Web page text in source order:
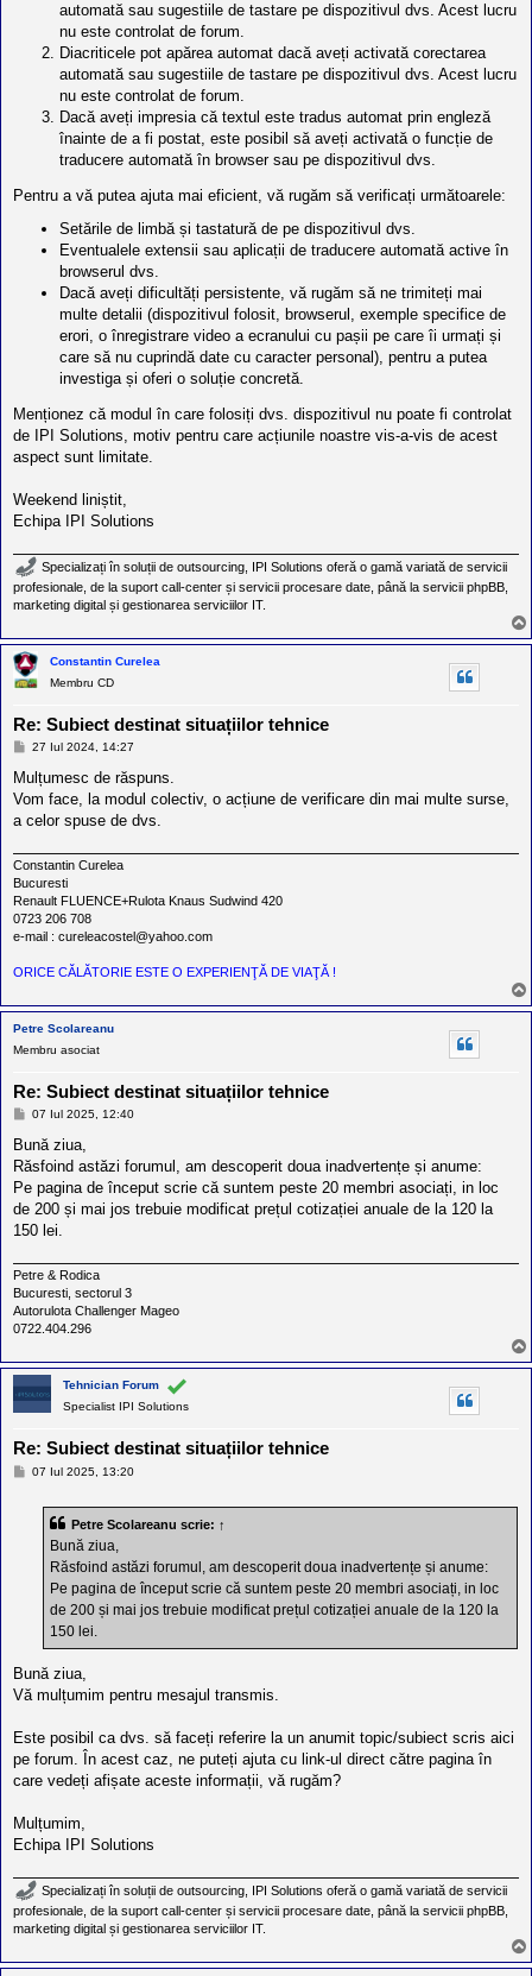
automată sau sugestiile de tastare pe dispozitivul dvs. Acest lucru
nu este controlat de forum.
Diacriticele pot apărea automat dacă aveți activată corectarea
automată sau sugestiile de tastare pe dispozitivul dvs. Acest lucru
nu este controlat de forum.
Dacă aveți impresia că textul este tradus automat prin engleză
înainte de a fi postat, este posibil să aveți activată o funcție de
traducere automată în browser sau pe dispozitivul dvs.
Pentru a vă putea ajuta mai eficient, vă rugăm să verificați următoarele:
Setările de limbă și tastatură de pe dispozitivul dvs.
Eventualele extensii sau aplicații de traducere automată active în
browserul dvs.
Dacă aveți dificultăți persistente, vă rugăm să ne trimiteți mai
multe detalii (dispozitivul folosit, browserul, exemple specifice de
erori, o înregistrare video a ecranului cu pașii pe care îi urmați și
care să nu cuprindă date cu caracter personal), pentru a putea
investiga și oferi o soluție concretă.
Menționez că modul în care folosiți dvs. dispozitivul nu poate fi controlat
de IPI Solutions, motiv pentru care acțiunile noastre vis-a-vis de acest
aspect sunt limitate.
Weekend liniștit,
Echipa IPI Solutions
Specializați în soluții de outsourcing, IPI Solutions oferă o gamă variată de servicii
profesionale, de la suport call-center și servicii procesare date, până la servicii phpBB,
marketing digital și gestionarea serviciilor IT.
Constantin Curelea
Membru CD
Re: Subiect destinat situațiilor tehnice
M
s
j
27 Iul 2024, 14:27
Mulțumesc de răspuns.
Vom face, la modul colectiv, o acțiune de verificare din mai multe surse,
a celor spuse de dvs.
Constantin Curelea
Bucuresti
Renault FLUENCE+Rulota Knaus Sudwind 420
0723 206 708
e-mail : cureleacostel@yahoo.com
ORICE CĂLĂTORIE ESTE O EXPERIENŢĂ DE VIAŢĂ !
Petre Scolareanu
Membru asociat
Re: Subiect destinat situațiilor tehnice
M
s
j
07 Iul 2025, 12:40
Bună ziua,
Răsfoind astăzi forumul, am descoperit doua inadvertențe și anume:
Pe pagina de început scrie că suntem peste 20 membri asociați, in loc
de 200 și mai jos trebuie modificat prețul cotizației anuale de la 120 la
150 lei.
Petre & Rodica
Bucuresti, sectorul 3
Autorulota Challenger Mageo
0722.404.296
Tehnician Forum
Specialist IPI Solutions
Re: Subiect destinat situațiilor tehnice
M07 Iul 2025, 13:20
Petre Scolareanu scrie: ↑
Bună ziua,
Răsfoind astăzi forumul, am descoperit doua inadvertențe și anume:
Pe pagina de început scrie că suntem peste 20 membri asociați, in loc
de 200 și mai jos trebuie modificat prețul cotizației anuale de la 120 la
150 lei.
Bună ziua,
Vă mulțumim pentru mesajul transmis.
Este posibil ca dvs. să faceți referire la un anumit topic/subiect scris aici
pe forum. În acest caz, ne puteți ajuta cu link-ul direct către pagina în
care vedeți afișate aceste informații, vă rugăm?
Mulțumim,
Echipa IPI Solutions
Specializați în soluții de outsourcing, IPI Solutions oferă o gamă variată de servicii
profesionale, de la suport call-center și servicii procesare date, până la servicii phpBB,
marketing digital și gestionarea serviciilor IT.